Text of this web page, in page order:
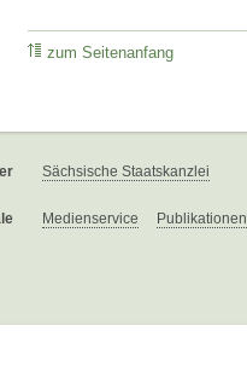
zum Seitenanfang
Sächsische Staatskanzlei
Medienservice Publikationen